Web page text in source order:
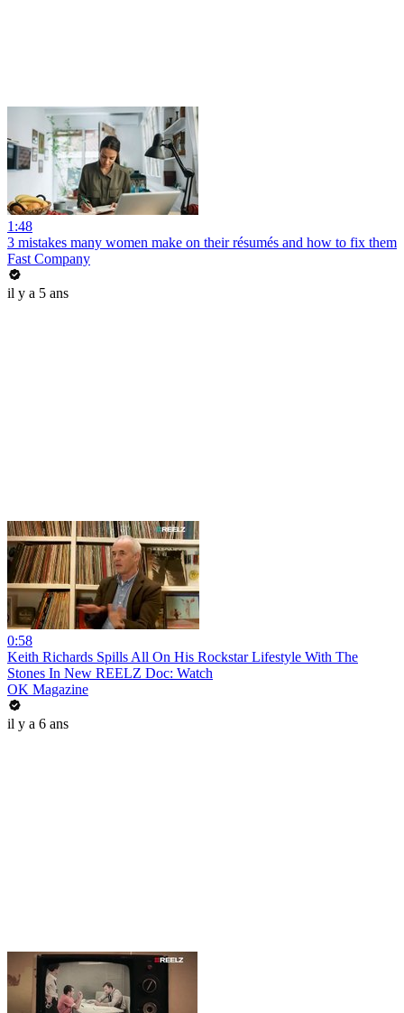
1:48
3 mistakes many women make on their résumés and how to fix them
Fast Company
il y a 5 ans
0:58
Keith Richards Spills All On His Rockstar Lifestyle With The
Stones In New REELZ Doc: Watch
OK Magazine
il y a 6 ans